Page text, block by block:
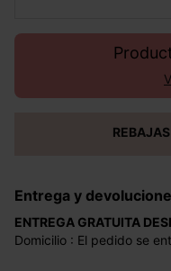
Entrega y
ENTREGA GRATUITA
Domicilio : El pedido se